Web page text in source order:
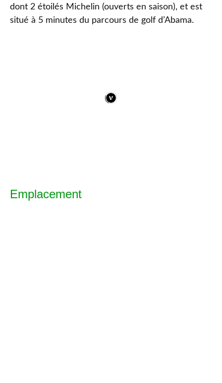
dont 2 étoilés Michelin (ouverts en saison), et est
situé à 5 minutes du parcours de golf d’Abama.
Emplacement